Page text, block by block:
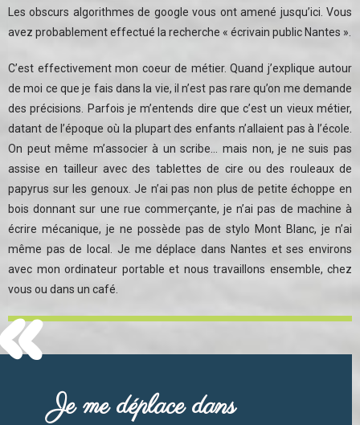
Les obscurs algorithmes de google vous ont amené jusqu’ici. Vous
avez probablement effectué la recherche « écrivain public Nantes ».
C’est effectivement mon coeur de métier. Quand j’explique autour
de moi ce que je fais dans la vie, il n’est pas rare qu’on me demande
des précisions. Parfois je m’entends dire que c’est un vieux métier,
datant de l’époque où la plupart des enfants n’allaient pas à l’école.
On peut même m’associer à un scribe… mais non, je ne suis pas
assise en tailleur avec des tablettes de cire ou des rouleaux de
papyrus sur les genoux. Je n’ai pas non plus de petite échoppe en
bois donnant sur une rue commerçante, je n’ai pas de machine à
écrire mécanique, je ne possède pas de stylo Mont Blanc, je n’ai
même pas de local. Je me déplace dans Nantes et ses environs
avec mon ordinateur portable et nous travaillons ensemble, chez
vous ou dans un café.
Je me déplace dans